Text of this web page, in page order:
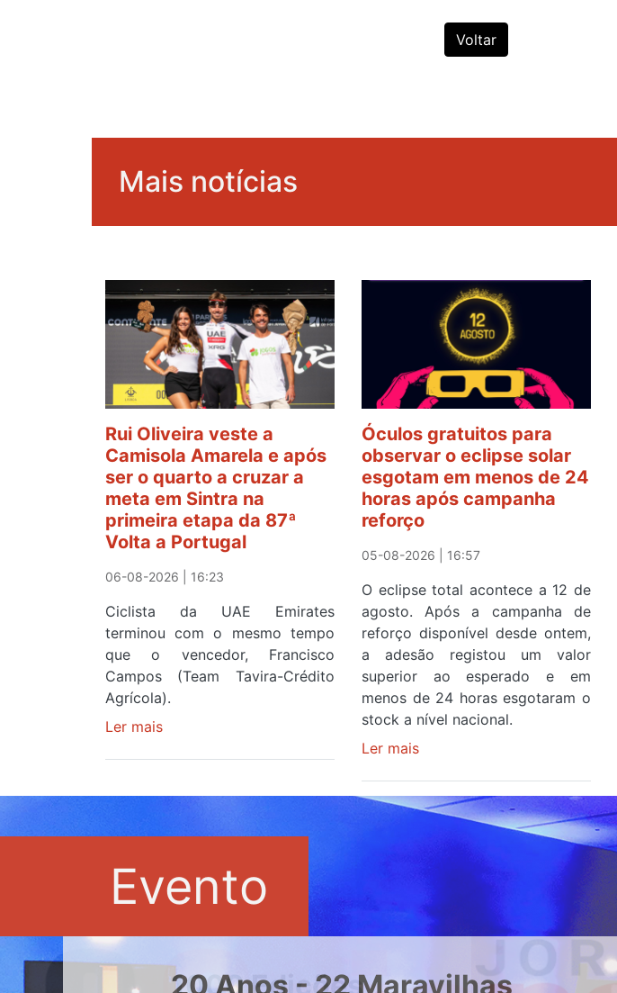
Voltar
Mais notícias
Rui Oliveira veste a
Camisola Amarela e após
ser o quarto a cruzar a
meta em Sintra na
primeira etapa da 87ª
Volta a Portugal
06-08-2026 | 16:23
Ciclista da UAE Emirates
terminou com o mesmo tempo
que o vencedor, Francisco
Campos (Team Tavira-Crédito
Agrícola).
Ler mais
veste
Camisola
e
após
quarto
a
Óculos gratuitos para
observar o eclipse solar
esgotam em menos de 24
horas após campanha
reforço
05-08-2026 | 16:57
O eclipse total acontece a 12 de
agosto. Após a campanha de
reforço disponível desde ontem,
a adesão registou um valor
superior ao esperado e em
menos de 24 horas esgotaram o
stock a nível nacional.
Ler maissobre
gratuitos
para
esgotam
de
Evento
20 Anos - 22 Maravilhas